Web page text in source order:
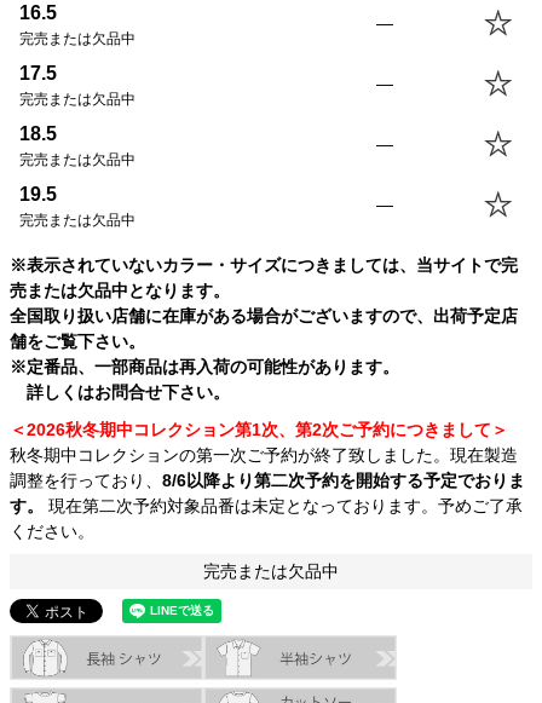
19.5(USL)
74.0cm
16.5
完売または欠品中
—
17.5
完売または欠品中
—
18.5
完売または欠品中
—
19.5
完売または欠品中
—
※表示されていないカラー・サイズにつきましては、当サイトで完
売または欠品中となります。
全国取り扱い店舗に在庫がある場合がございますので、出荷予定店
舗をご覧下さい。
※定番品、一部商品は再入荷の可能性があります。
詳しくはお問合せ下さい。
＜2026秋冬期中コレクション第1次、第2次ご予約につきまして＞
秋冬期中コレクションの第一次ご予約が終了致しました。現在製造
調整を行っており、 8/6以降より第二次予約を開始する予定でおりま
す。
現在第二次予約対象品番は未定となっております。予めご了承
ください。
完売または欠品中